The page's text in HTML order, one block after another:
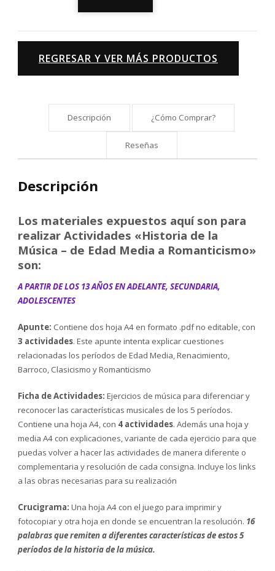
la
Música
de
cantidad
REGRESAR Y VER MÁS PRODUCTOS
Descripción ¿Cómo Comprar?
Reseñas
Descripción
Los materiales expuestos aquí son para
realizar Actividades «Historia de la
Música – de Edad Media a Romanticismo»
son:
A PARTIR DE LOS 13 AÑOS EN ADELANTE, SECUNDARIA,
ADOLESCENTES
Apunte: Contiene dos hoja A4 en formato .pdf no editable, con
3 actividades. Este apunte intenta explicar cuestiones
relacionadas los períodos de Edad Media, Renacimiento,
Barroco, Clasicismo y Romanticismo
Ficha de Actividades: Ejercicios de música para diferenciar y
reconocer las características musicales de los 5 períodos.
Contiene una hoja A4, con 4 actividades. Además una hoja y
media A4 con explicaciones, variante de cada ejercicio para que
puedas volver a hacer las actividades de manera diferente o
complementaria y resolución de cada consigna. Incluye los links
a las obras necesarias para su realización
Crucigrama: Una hoja A4 con el juego para imprimir y
fotocopiar y otra hoja en donde se encuentran la resolución. 16
palabras que remiten a diferentes características de estos 5
períodos de la historia de la música.